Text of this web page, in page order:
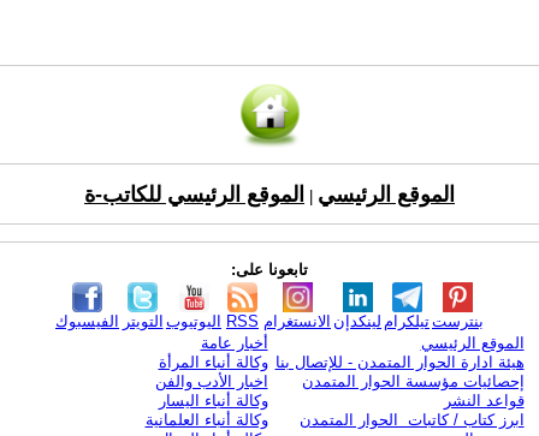
الموقع الرئيسي الموقع الرئيسي للكاتب-ة
تابعونا على:
الفيسبوك التويتر اليوتيوب RSS الانستغرام لينكدإن تيلكرامبنترست
الموقع الرئيسي
هيئة ادارة الحوار المتمدن - للإتصال بنا
إحصائيات مؤسسة الحوار المتمدن
قواعد النشر
ابرز كتاب / كاتبات الحوار المتمدن
أخبار عامة
وكالة أنباء المرأة
اخبار الأدب والفن
وكالة أنباء اليسار
وكالة أنباء العلمانية